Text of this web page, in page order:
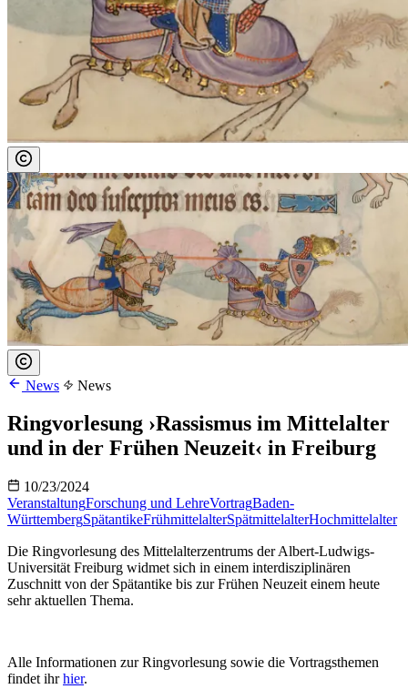
News News
Ringvorlesung ›Rassismus im Mittelalter
und in der Frühen Neuzeit‹ in Freiburg
10/23/2024
VeranstaltungForschung und LehreVortragBaden-
WürttembergSpätantikeFrühmittelalterSpätmittelalterHochmittelalter
Die Ringvorlesung des Mittelalterzentrums der Albert-Ludwigs-
Universität Freiburg widmet sich in einem interdisziplinären
Zuschnitt von der Spätantike bis zur Frühen Neuzeit einem heute
sehr aktuellen Thema.
Alle Informationen zur Ringvorlesung sowie die Vortragsthemen
findet ihrhier.